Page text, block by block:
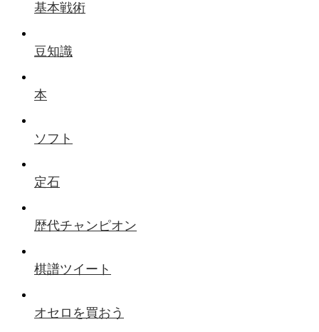
基本戦術
豆知識
本
ソフト
定石
歴代チャンピオン
棋譜ツイート
オセロを買おう